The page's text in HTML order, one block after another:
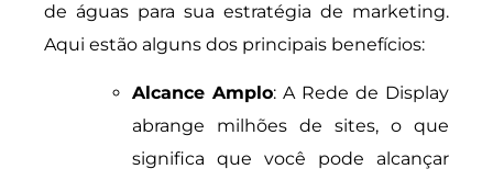
de águas para sua estratégia de marketing.
Aqui estão alguns dos principais benefícios:
Alcance Amplo: A Rede de Display
abrange milhões de sites, o que
significa que você pode alcançar